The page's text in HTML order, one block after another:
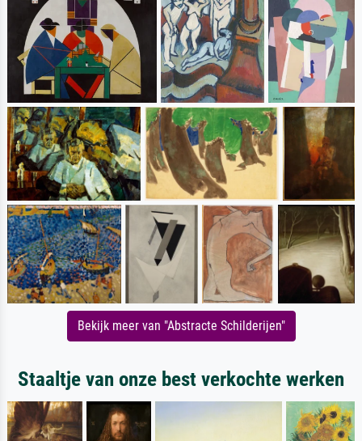
Bekijk meer van "Abstracte Schilderijen"
Staaltje van onze best verkochte werken